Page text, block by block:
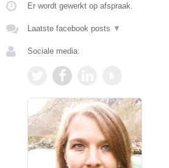
Er wordt gewerkt op afspraak.
Laatste facebook posts ▼
Sociale media: